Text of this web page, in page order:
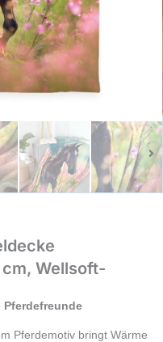
cm, Wellsoft-
Pferdemotiv bringt Wärme